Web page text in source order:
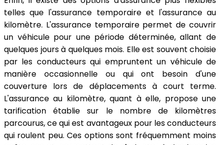
telles que l'assurance temporaire et l'assurance au
kilomètre. L'assurance temporaire permet de couvrir
un véhicule pour une période déterminée, allant de
quelques jours à quelques mois. Elle est souvent choisie
par les conducteurs qui empruntent un véhicule de
manière occasionnelle ou qui ont besoin d'une
couverture lors de déplacements à court terme.
L'assurance au kilomètre, quant à elle, propose une
tarification établie sur le nombre de kilomètres
parcourus, ce qui est avantageux pour les conducteurs
qui roulent peu. Ces options sont fréquemment moins